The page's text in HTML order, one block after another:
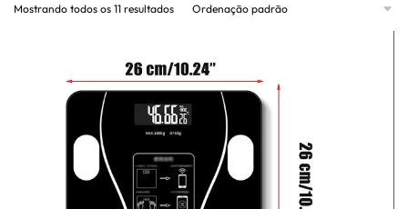
Mostrando todos os 11 resultados